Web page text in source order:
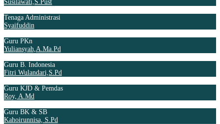
Susilawati,S.Pust
Tenaga Administrasi
Syaifuddin
Guru PKn
Yuliansyah,A.Ma.Pd
Guru B. Indonesia
Fitri Wulandari,S.Pd
Guru KJD & Pemdas
Roy, A.Md
Guru BK & SB
Kahoirunnisa, S.Pd